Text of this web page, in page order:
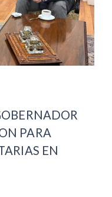
PARA
EN